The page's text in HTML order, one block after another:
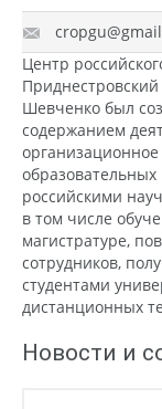
Центр
Шевченко был
содержанием
российскими
в том числе
магистратуре,
сотрудников,
студентами
дистанционных
Новости и